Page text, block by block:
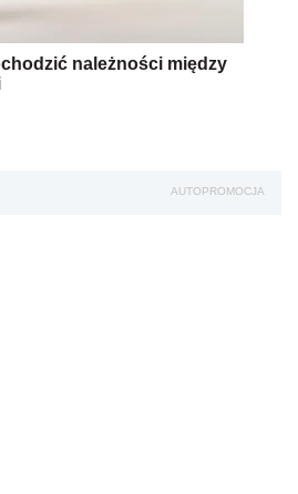
należności między
AUTOPROMOCJA